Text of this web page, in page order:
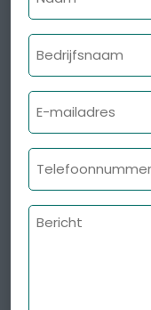
Bedrijfsnaam
E-
mailadres
Telefoonnummer
Bericht